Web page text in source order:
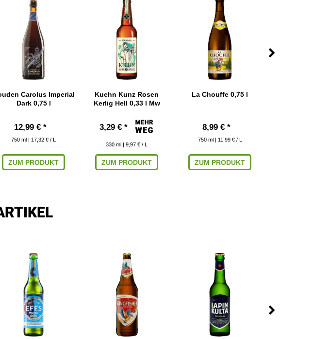
Carolus Imperial
Dark 0,75 l
12,99 € *
750 ml | 17,32 € / L
ZUM PRODUKT
Kuehn Kunz Rosen
Kerlig Hell 0,33 l Mw
3,29 € *
330 ml | 9,97 € / L
ZUM PRODUKT
La Chouffe 0,75 l
8,99 € *
750 ml | 11,99 € / L
ZUM PRODUKT